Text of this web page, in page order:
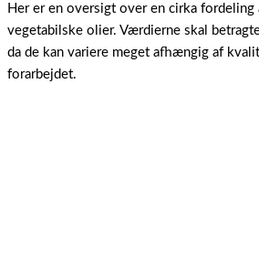
Her er en oversigt over en cirka fordeling
vegetabilske olier. Værdierne skal
da de kan variere meget afhængig af
forarbejdet.